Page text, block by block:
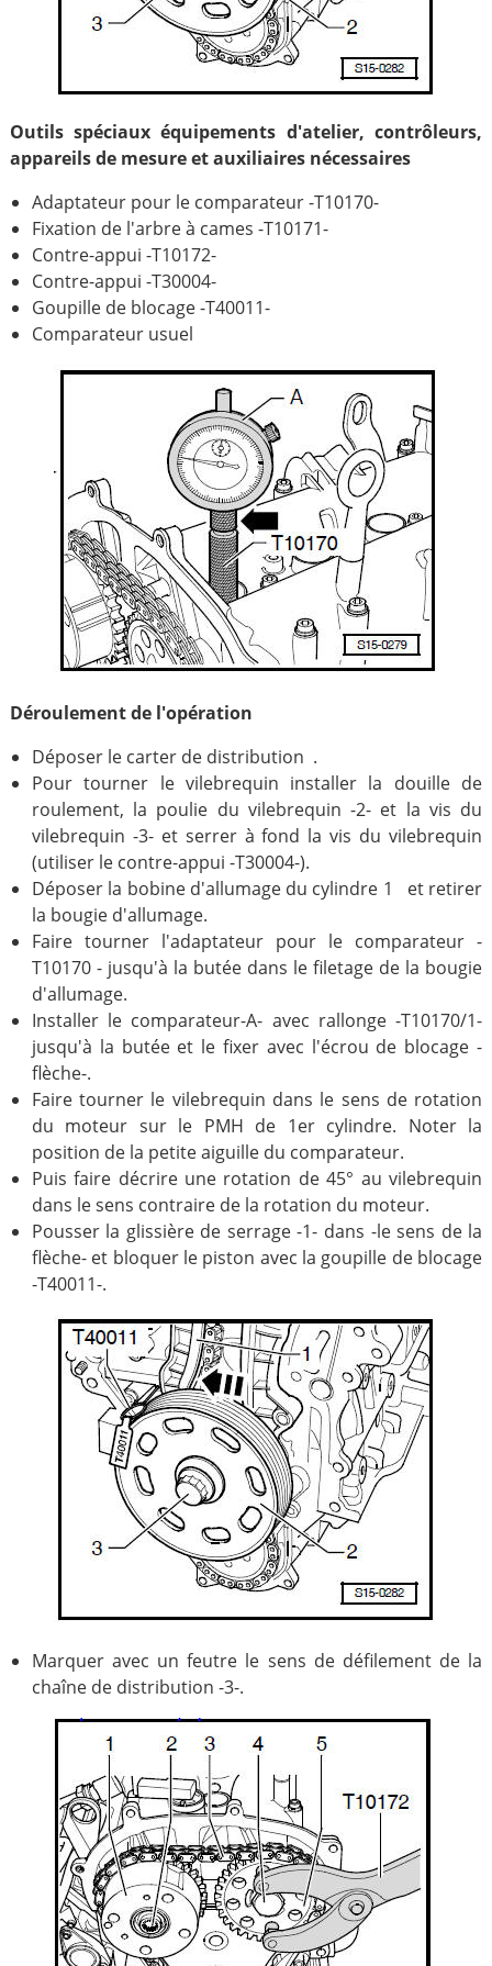
Outils spéciaux équipements d'atelier, contrôleurs,
appareils de mesure et auxiliaires nécessaires
Adaptateur pour le comparateur -T10170-
Fixation de l'arbre à cames -T10171-
Contre-appui -T10172-
Contre-appui -T30004-
Goupille de blocage -T40011-
Comparateur usuel
Déroulement de l'opération
Déposer le carter de distribution .
Pour tourner le vilebrequin installer la douille de
roulement, la poulie du vilebrequin -2- et la vis du
vilebrequin -3- et serrer à fond la vis du vilebrequin
(utiliser le contre-appui -T30004-).
Déposer la bobine d'allumage du cylindre 1 et retirer
la bougie d'allumage.
Faire tourner l'adaptateur pour le comparateur -
T10170 - jusqu'à la butée dans le filetage de la bougie
d'allumage.
Installer le comparateur-A- avec rallonge -T10170/1-
jusqu'à la butée et le fixer avec l'écrou de blocage -
flèche-.
Faire tourner le vilebrequin dans le sens de rotation
du moteur sur le PMH de 1er cylindre. Noter la
position de la petite aiguille du comparateur.
Puis faire décrire une rotation de 45° au vilebrequin
dans le sens contraire de la rotation du moteur.
Pousser la glissière de serrage -1- dans -le sens de la
flèche- et bloquer le piston avec la goupille de blocage
-T40011-.
Marquer avec un feutre le sens de défilement de la
chaîne de distribution -3-.